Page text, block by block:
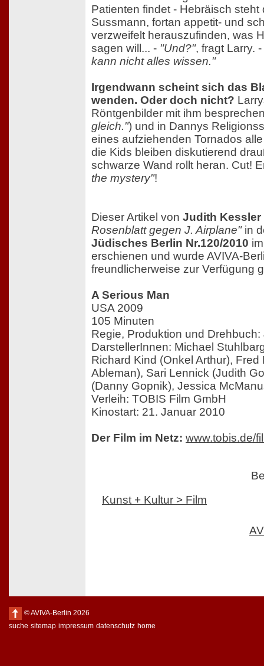
Patienten findet - Hebräisch steht
Sussmann, fortan appetit- und
verzweifelt herauszufinden, was
sagen will... - "Und?", fragt Larry.
kann nicht alles wissen."
Irgendwann scheint sich das
wenden. Oder doch nicht?
Röntgenbilder mit ihm
gleich.") und in Dannys
eines aufziehenden Tornados
die Kids bleiben diskutierend
schwarze Wand rollt heran. Cut!
the mystery"!
Dieser Artikel von Judith Kessler
Rosenblatt gegen J. Airplane"in
Jüdisches Berlin Nr.120/2010
erschienen und wurde AVIVA-
freundlicherweise zur Verfügung
A Serious Man
USA 2009
105 Minuten
Regie, Produktion und
DarstellerInnen: Michael
Richard Kind (Onkel Arthur), Fred
Ableman), Sari Lennick (Judith
(Danny Gopnik), Jessica
Verleih: TOBIS Film GmbH
Kinostart: 21. Januar 2010
Der Film im Netz: www.tobis.de/
Kunst + Kultur > Film
© AVIVA-Berlin 2026
suche sitemap impressum datenschutz home